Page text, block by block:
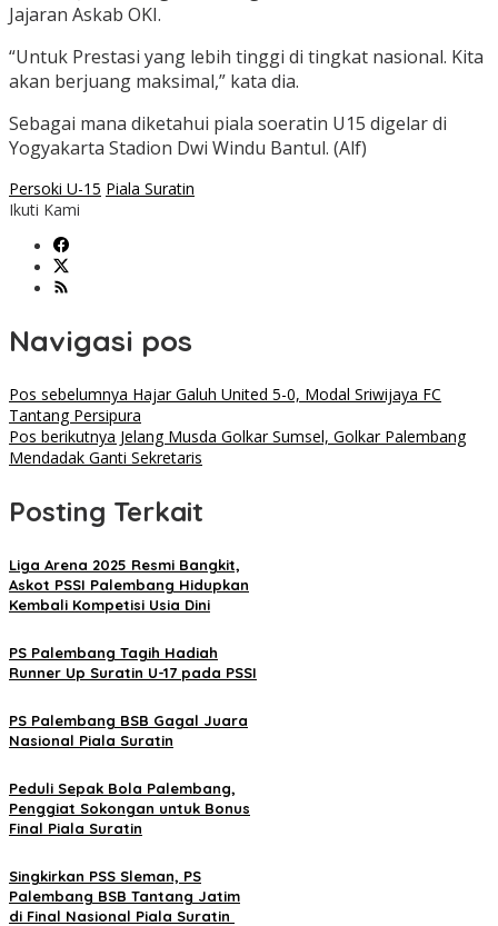
Jajaran Askab OKI.
“Untuk Prestasi yang lebih tinggi di tingkat nasional. Kita
akan berjuang maksimal,” kata dia.
Sebagai mana diketahui piala soeratin U15 digelar di
Yogyakarta Stadion Dwi Windu Bantul. (Alf)
Persoki U-15 Piala Suratin
Ikuti Kami
Navigasi pos
Pos sebelumnya Hajar Galuh United 5-0, Modal Sriwijaya FC
Tantang Persipura
Pos berikutnya Jelang Musda Golkar Sumsel, Golkar Palembang
Mendadak Ganti Sekretaris
Posting Terkait
Liga Arena 2025 Resmi Bangkit,
Askot PSSI Palembang Hidupkan
Kembali Kompetisi Usia Dini
PS Palembang Tagih Hadiah
Runner Up Suratin U-17 pada PSSI
PS Palembang BSB Gagal Juara
Nasional Piala Suratin
Peduli Sepak Bola Palembang,
Penggiat Sokongan untuk Bonus
Final Piala Suratin
Singkirkan PSS Sleman, PS
Palembang BSB Tantang Jatim
di Final Nasional Piala Suratin